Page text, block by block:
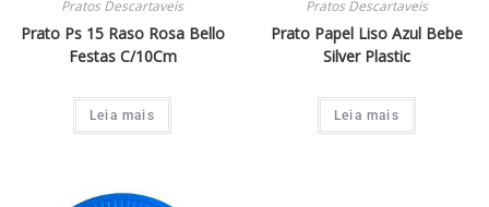
Pratos Descartaveis
Prato Ps 15 Raso Rosa Bello
Festas C/10Cm
Leia mais
Pratos Descartaveis
Prato Papel Liso Azul Bebe
Silver Plastic
Leia mais